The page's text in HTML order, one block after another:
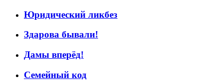
Юридический ликбез
Здарова бывали!
Дамы вперёд!
Семейный код